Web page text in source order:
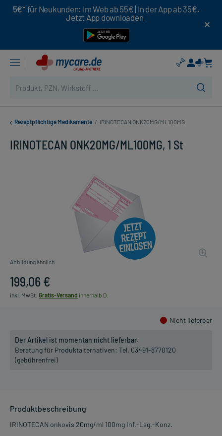
5€* für Neukunden: Im Web ab 55€ | In der App ab 35€.
Jetzt App downloaden
Rezeptpflichtige Medikamente / IRINOTECAN ONK20MG/ML100MG
IRINOTECAN ONK20MG/ML100MG, 1 St
Abbildung ähnlich
199,06 €
inkl. MwSt. Gratis-Versand innerhalb D.
Nicht lieferbar
Der Artikel ist momentan nicht lieferbar.
Beratung für Produktalternativen: Tel. 03491-8770120
(gebührenfrei)
Produktbeschreibung
IRINOTECAN onkovis 20mg/ml 100mg Inf.-Lsg.-Konz.